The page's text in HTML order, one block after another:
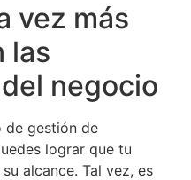
vez más
las
negocio
de gestión de
lograr que tu
alcance. Tal vez, es